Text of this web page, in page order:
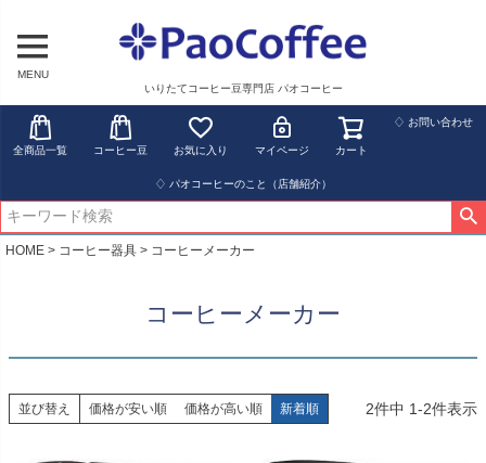
MENU
いりたてコーヒー豆専門店 パオコーヒー
全商品一覧 コーヒー豆 お気に入り マイページ カート
♢ お問い合わせ
♢ パオコーヒーのこと（店舗紹介）
HOME コーヒー器具 コーヒーメーカー
コーヒーメーカー
並び替え 価格が安い順 価格が高い順 新着順 2件中 1-2件表示